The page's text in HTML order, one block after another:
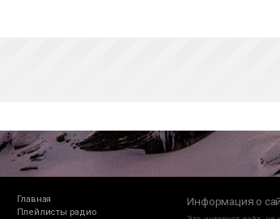
Главная
Плейлисты радио
Информация о